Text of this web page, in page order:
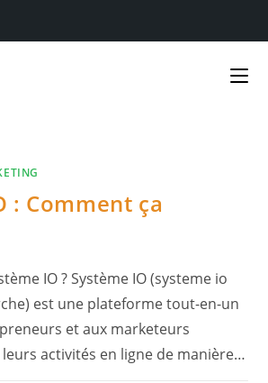
: Comment ça
IO ? Système IO (systeme io
est une plateforme tout-en-un
et aux marketeurs
activités en ligne de manière…